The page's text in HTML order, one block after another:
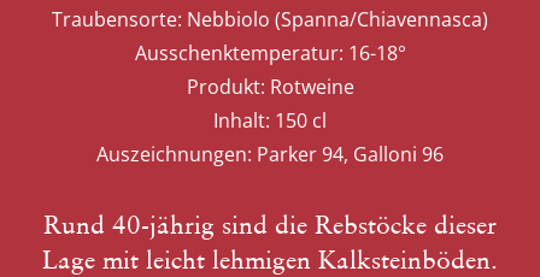
Traubensorte: Nebbiolo (Spanna/Chiavennasca)
Ausschenktemperatur: 16-18°
Produkt: Rotweine
Inhalt: 150 cl
Auszeichnungen: Parker 94, Galloni 96
Rund 40-jährig sind die Rebstöcke dieser
Lage mit leicht lehmigen Kalksteinböden.